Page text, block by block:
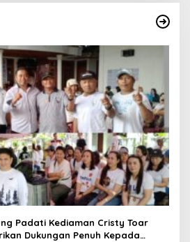
Padati Kediaman Cristy Toar
Dukungan Penuh Kepada